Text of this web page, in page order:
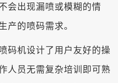
会出现漏喷或模糊的情
产的喷码需求。
码机设计了用户友好的操
人员无需复杂培训即可熟